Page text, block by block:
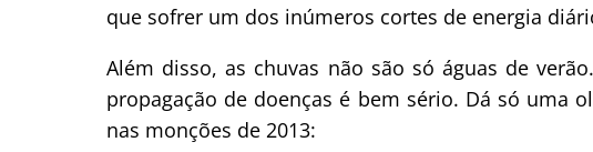
que sofrer um dos inúmeros cortes de energia
Além disso, as chuvas não são só águas de
propagação de doenças é bem sério. Dá só uma
nas monções de 2013: